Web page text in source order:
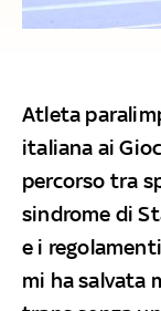
Atleta
italiana ai
percorso tra
sindrome di
e i
mi ha salvata